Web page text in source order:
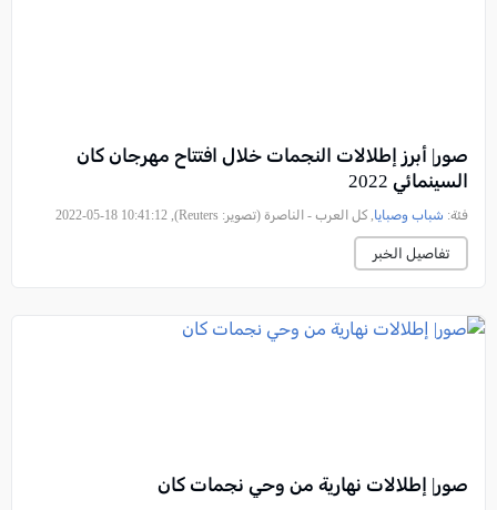
صور| أبرز إطلالات النجمات خلال افتتاح مهرجان كان
السينمائي 2022
فئة: شباب وصبايا, كل العرب - الناصرة (تصوير: Reuters), 2022-05-18 10:41:12
تفاصيل الخبر
صور| إطلالات نهارية من وحي نجمات كان